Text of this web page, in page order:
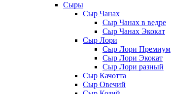
Сыры
Сыр Чанах
Сыр Чанах в ведре
Сыр Чанах Экокат
Сыр Лори
Сыр Лори Премиум
Сыр Лори Экокат
Сыр Лори разный
Сыр Качотта
Сыр Овечий